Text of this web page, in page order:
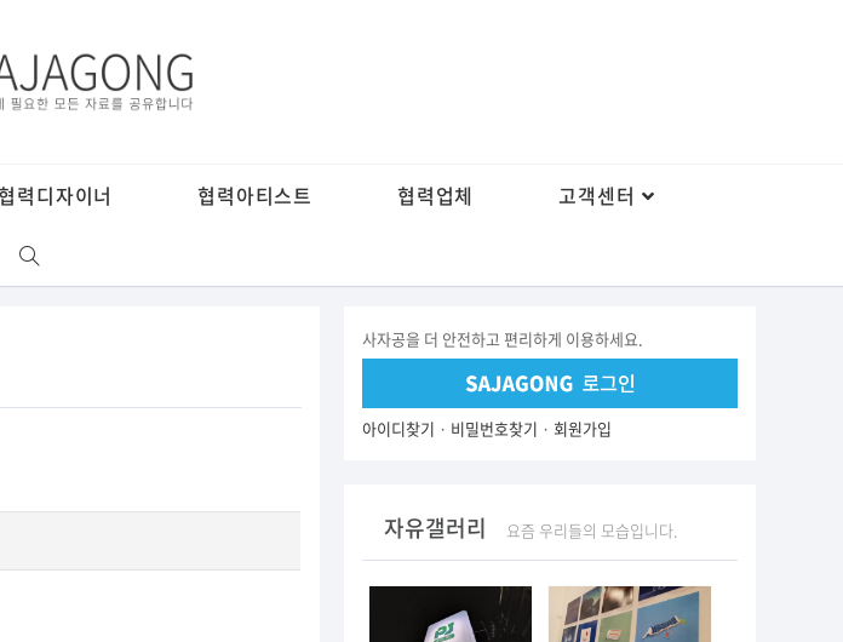
력디자이너 협력아티스트 협력업체 고객센터
사자공을 더 안전하고 편리하게 이용하세요.
아이디찾기 · 비밀번호찾기 · 회원가입
자유갤러리 요즘 우리들의 모습입니다.